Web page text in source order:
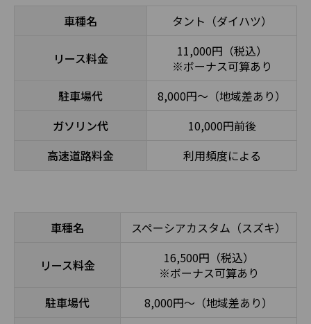
車種名 タント（ダイハツ）
リース料金
11,000円（税込）
※ボーナス可算あり
駐車場代
8,000円～（地域差あり）
ガソリン代
10,000円前後
高速道路料金
利用頻度による
車種名 スペーシアカスタム（スズキ）
リース料金
16,500円（税込）
※ボーナス可算あり
駐車場代
8,000円～（地域差あり）